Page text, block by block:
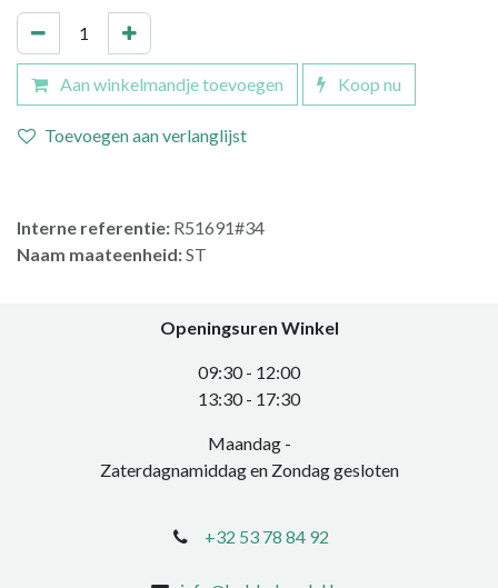
Aan winkelmandje toevoegen Koop nu
Toevoegen aan verlanglijst
Interne referentie: R51691#34
Naam maateenheid:ST
Openingsuren Winkel
0​9:30 - 12:00
​13:30 - 17:30​
Maandag -
Zaterdagnamiddag en Zondag gesloten
+32 53 78 84 92